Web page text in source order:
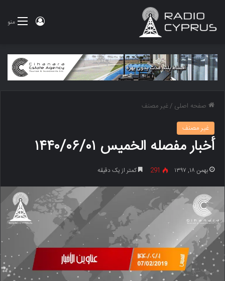
منو ورود
صفحه اصلی /غير مصنف
غير مصنف
أخبار مفصله الخمیس ۱۴۴۰/۰۶/۰۱
بهمن ۱۸, ۱۳۹۷ 291 کمتر از یک دقیقه